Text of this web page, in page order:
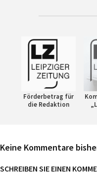
Förderbetrag für
die Redaktion
Keine Kommentare
SCHREIBEN SIE EINEN